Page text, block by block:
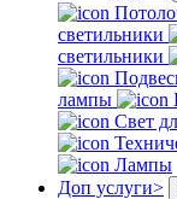
светильники
светильники
лампы
Свет
Лампы
Доп услуги>